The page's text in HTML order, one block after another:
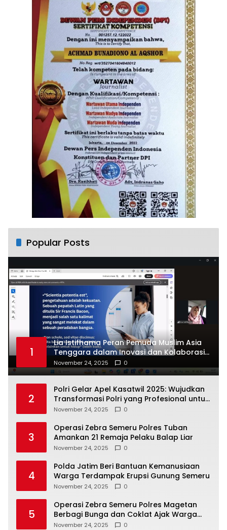
Popular Posts
1
Lia Istifhama Peran Pemuda Muslim Asia
Tenggara dalam Inovasi dan Kolaborasi
Internasional
November 24, 2025 0
2
Polri Gelar Apel Kasatwil 2025: Wujudkan
Transformasi Polri yang Profesional untuk
Masyarakat
November 24, 2025 0
3
Operasi Zebra Semeru Polres Tuban
Amankan 21 Remaja Pelaku Balap Liar
November 24, 2025 0
4
Polda Jatim Beri Bantuan Kemanusiaan
Warga Terdampak Erupsi Gunung Semeru
November 24, 2025 0
5
Operasi Zebra Semeru Polres Magetan
Berbagi Bunga dan Coklat Ajak Warga
Tertib Lalin
November 24, 2025 0